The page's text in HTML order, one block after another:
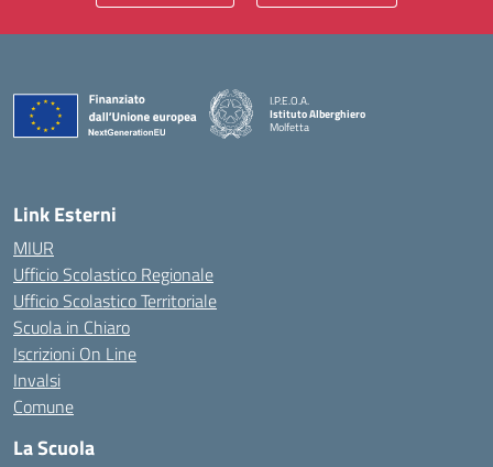
I.P.E.O.A.
Istituto Alberghiero
Molfetta
Link Esterni
MIUR
Ufficio Scolastico Regionale
Ufficio Scolastico Territoriale
Scuola in Chiaro
Iscrizioni On Line
Invalsi
Comune
La Scuola